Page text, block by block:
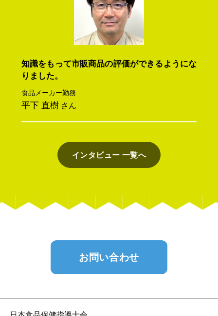
知識をもって市販商品の評価ができるようにな
りました。
食品メーカー勤務
平下 直樹 さん
インタビュー 一覧へ
お問い合わせ